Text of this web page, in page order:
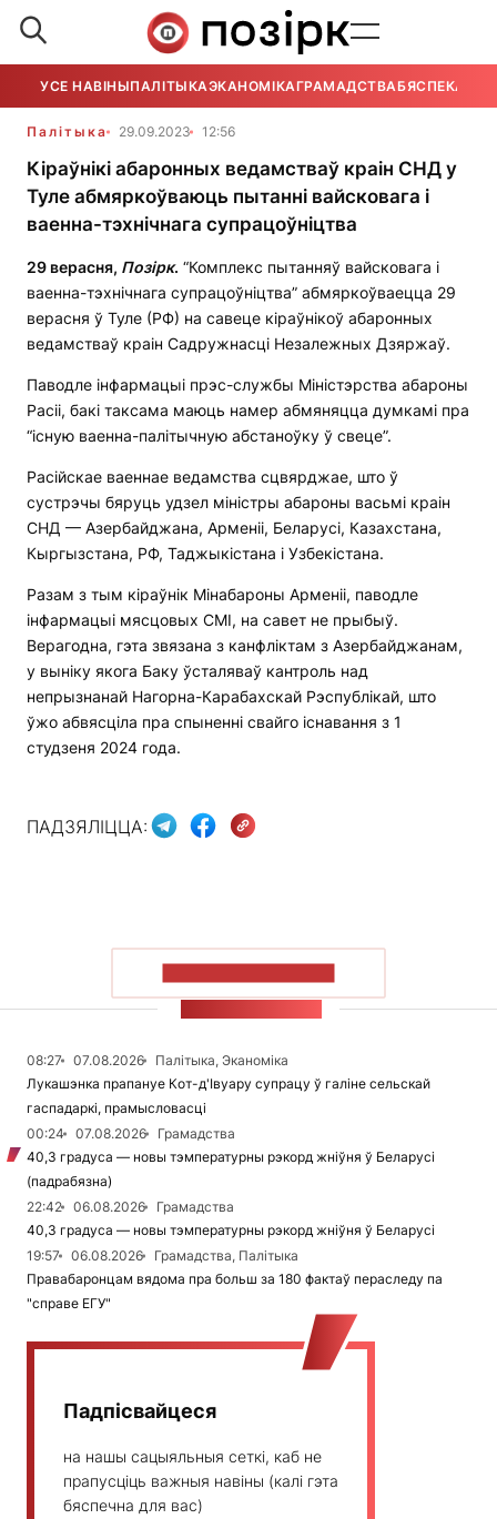
УСЕ НАВІНЫПАЛІТЫКАЭКАНОМІКАГРАМАДСТВАБЯСПЕКА
Палітыка 29.09.2023 12:56
Кіраўнікі абаронных ведамстваў краін СНД у
Туле абмяркоўваюць пытанні вайсковага і
ваенна-тэхнічнага супрацоўніцтва
29 верасня, Позірк. “Комплекс пытанняў вайсковага і
ваенна-тэхнічнага супрацоўніцтва” абмяркоўваецца 29
верасня ў Туле (РФ) на савеце кіраўнікоў абаронных
ведамстваў краін Садружнасці Незалежных Дзяржаў.
Паводле інфармацыі прэс-службы Міністэрства абароны
Расіі, бакі таксама маюць намер абмяняцца думкамі пра
“існую ваенна-палітычную абстаноўку ў свеце”.
Расійскае ваеннае ведамства сцвярджае, што ў
сустрэчы бяруць удзел міністры абароны васьмі краін
СНД — Азербайджана, Арменіі, Беларусі, Казахстана,
Кыргызстана, РФ, Таджыкістана і Узбекістана.
Разам з тым кіраўнік Мінабароны Арменіі, паводле
інфармацыі мясцовых СМІ, на савет не прыбыў.
Верагодна, гэта звязана з канфліктам з Азербайджанам,
у выніку якога Баку ўсталяваў кантроль над
непрызнанай Нагорна-Карабахскай Рэспублікай, што
ўжо абвясціла пра спыненні свайго існавання з 1
студзеня 2024 года.
ПАДЗЯЛІЦЦА:
08:27 07.08.2026
Палітыка, Эканоміка
Лукашэнка прапануе Кот-д'Івуару супрацу ў галіне сельскай
гаспадаркі, прамысловасці
00:24
07.08.2026
Грамадства
40,3 градуса — новы тэмпературны рэкорд жніўня ў Беларусі
(падрабязна)
22:42
06.08.2026
Грамадства
40,3 градуса — новы тэмпературны рэкорд жніўня ў Беларусі
19:57
06.08.2026
Грамадства, Палітыка
Правабаронцам вядома пра больш за 180 фактаў пераследу па
"справе ЕГУ"
Падпісвайцеся
на нашы сацыяльныя сеткі, каб не
прапусціць важныя навіны (калі гэта
бяспечна для вас)